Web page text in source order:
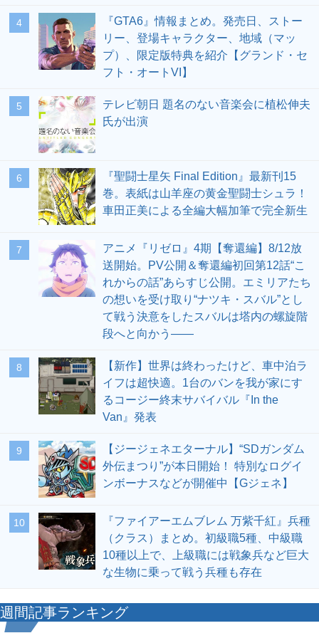
4
『GTA6』情報まとめ。発売日、ストー
リー、登場キャラクター、地域（マッ
プ）、限定版特典を紹介【グランド・セ
フト・オートVI】
5
テレビ朝日 題名のない音楽会に植松伸夫
氏が出演
6
『聖闘士星矢 Final Edition』最新刊15
巻。表紙は山羊座の黄金聖闘士シュラ！
車田正美による全編大幅加筆で完全新生
7
アニメ『リゼロ』4期【奪還編】8/12放
送開始。PV公開＆奪還編初回第12話“こ
れからの話”あらすじ公開。エミリアたち
の想いを受け取り“ナツキ・スバル”とし
て戦う決意をしたスバルは塔内の螺旋階
段へと向かう――
8
【新作】世界は終わったけど、車中泊ラ
イフは超快適。1台のバンを我が家にす
るコージー終末サバイバル『In the
Van』発表
9
【ジージェネエターナル】“SDガンダム
外伝まつり”が本日開始！ 特別なログイ
ンボーナスなどが開催中【Gジェネ】
10
『ファイアーエムブレム 万紫千紅』兵種
（クラス）まとめ。初級職5種、中級職
10種以上で、上級職には戦象兵など巨大
な生物に乗って戦う兵種も存在
週間記事ランキング